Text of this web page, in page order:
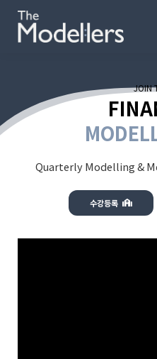
파워
오
연
문의
내강
JOIN
Quarterly Modelling &
수강등록